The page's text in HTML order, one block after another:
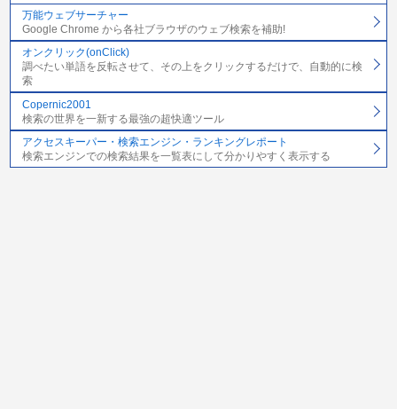
万能ウェブサーチャー
Google Chrome から各社ブラウザのウェブ検索を補助!
オンクリック(onClick)
調べたい単語を反転させて、その上をクリックするだけで、自動的に検
索
Copernic2001
検索の世界を一新する最強の超快適ツール
アクセスキーパー・検索エンジン・ランキングレポート
検索エンジンでの検索結果を一覧表にして分かりやすく表示する